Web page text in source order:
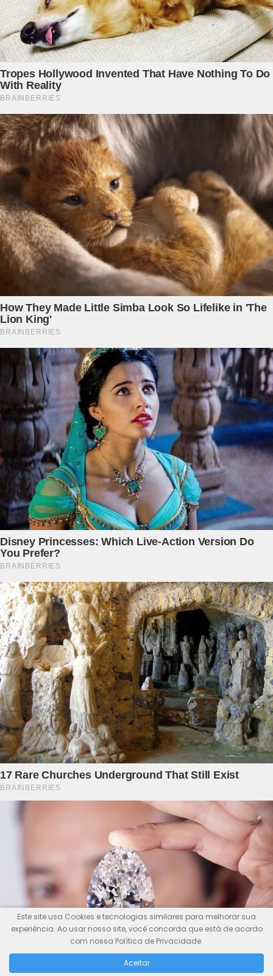
Este site usa Cookies e tecnologias similares para melhorar sua
experiência. Ao usar nosso site, você concorda que está de acordo
com nossa Política de Privacidade.
Aceitar